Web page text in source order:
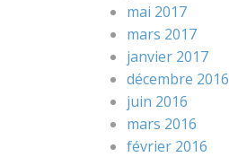
mai 2017
mars 2017
janvier 2017
décembre 2016
juin 2016
mars 2016
février 2016